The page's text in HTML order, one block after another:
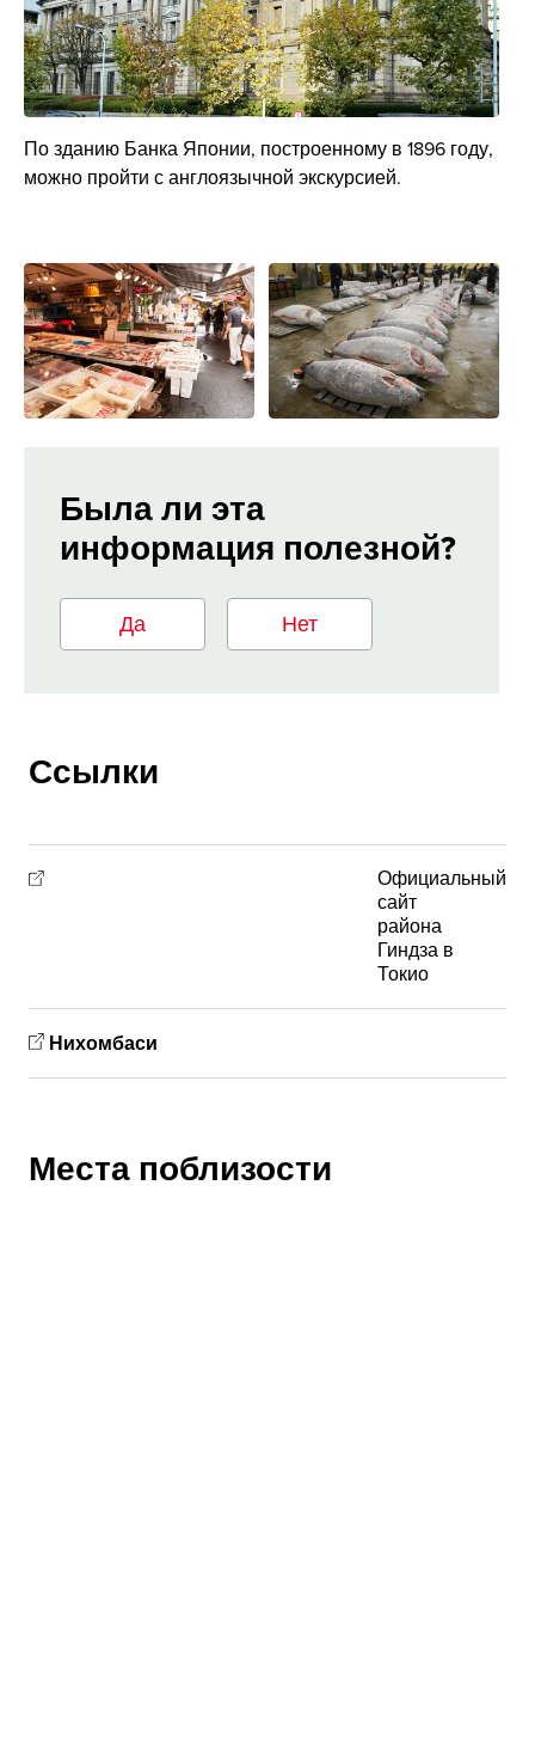
По зданию Банка Японии, построенному в 1896 году,
можно пройти с англоязычной экскурсией.
Была ли эта
информация полезной?
Да Нет
Ссылки
Официальный
сайт
района
Гиндза в
Токио
Нихомбаси
Места поблизости